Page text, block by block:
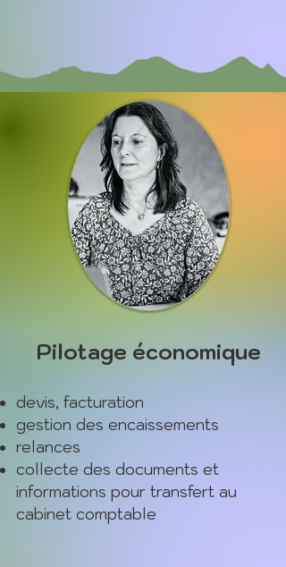
Pilotage économique
devis, facturation
gestion des encaissements
relances
collecte des documents et
informations pour transfert au
cabinet comptable